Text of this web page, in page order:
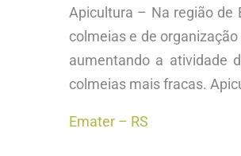
Apicultura – Na região de
colmeias e de
aumentando a atividade
colmeias mais fracas.
Emater – RS